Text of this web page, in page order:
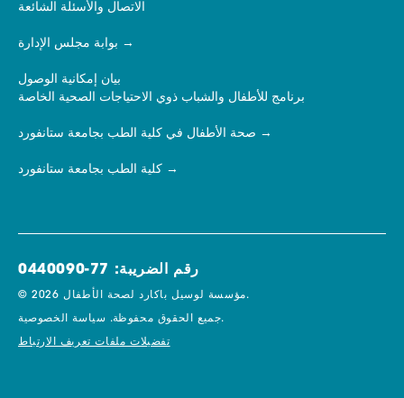
الاتصال والأسئلة الشائعة
بوابة مجلس الإدارة
بيان إمكانية الوصول
برنامج للأطفال والشباب ذوي الاحتياجات الصحية الخاصة
صحة الأطفال في كلية الطب بجامعة ستانفورد
كلية الطب بجامعة ستانفورد
رقم الضريبة: 77-0440090
© 2026 مؤسسة لوسيل باكارد لصحة الأطفال.
جميع الحقوق محفوظة.سياسة الخصوصية.
تفضيلات ملفات تعريف الارتباط